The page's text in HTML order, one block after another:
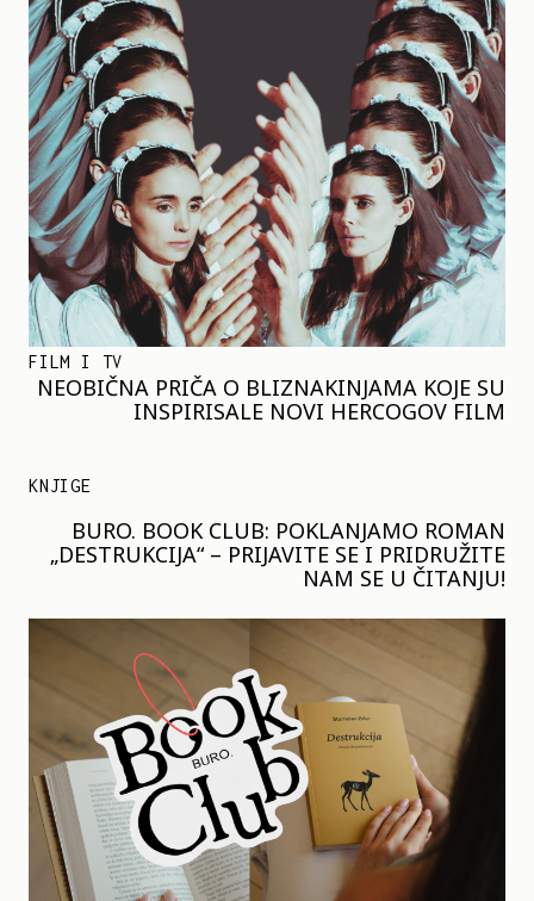
FILM I TV
NEOBIČNA PRIČA O BLIZNAKINJAMA KOJE SU
INSPIRISALE NOVI HERCOGOV FILM
KNJIGE
BURO. BOOK CLUB: POKLANJAMO ROMAN
„DESTRUKCIJA“ – PRIJAVITE SE I PRIDRUŽITE
NAM SE U ČITANJU!